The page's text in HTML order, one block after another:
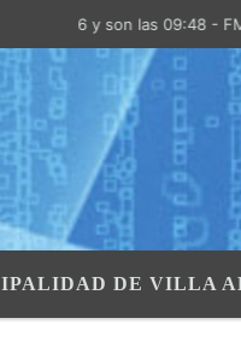
y son las 09:48 - FM Villa
DE VILLA